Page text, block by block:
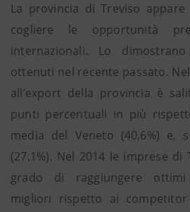
La provincia di Treviso
cogliere le opportunità
internazionali. Lo
ottenuti nel recente passato.
all’export della provincia è
punti percentuali in più
media del Veneto (40,6%) e,
(27,1%). Nel 2014 le imprese
grado di raggiungere ottimi
migliori rispetto ai competitor